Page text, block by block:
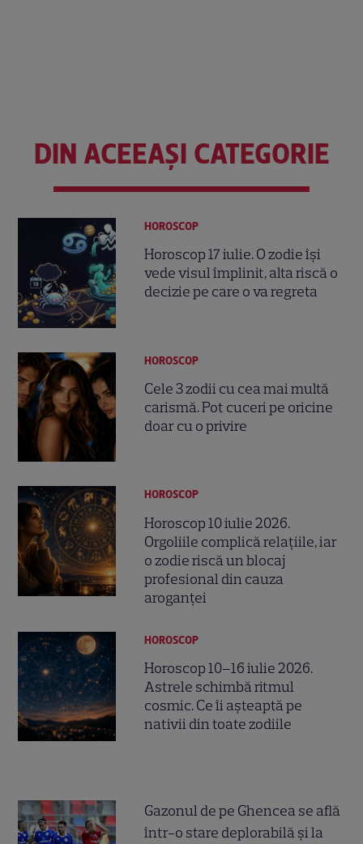
DIN ACEEAȘI CATEGORIE
HOROSCOP
Horoscop 17 iulie. O zodie își
vede visul împlinit, alta riscă o
decizie pe care o va regreta
HOROSCOP
Cele 3 zodii cu cea mai multă
carismă. Pot cuceri pe oricine
doar cu o privire
HOROSCOP
Horoscop 10 iulie 2026.
Orgoliile complică relațiile, iar
o zodie riscă un blocaj
profesional din cauza
aroganței
HOROSCOP
Horoscop 10–16 iulie 2026.
Astrele schimbă ritmul
cosmic. Ce îi așteaptă pe
nativii din toate zodiile
Gazonul de pe Ghencea se află
într-o stare deplorabilă și la